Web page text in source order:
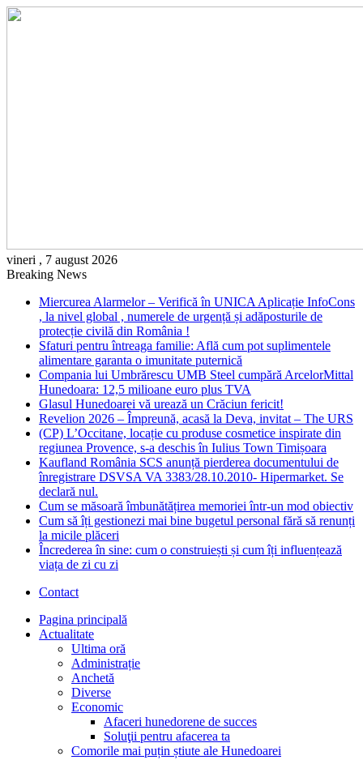
vineri , 7 august 2026
Breaking News
Miercurea Alarmelor – Verifică în UNICA Aplicație InfoCons
, la nivel global , numerele de urgență și adăposturile de
protecție civilă din România !
Sfaturi pentru întreaga familie: Află cum pot suplimentele
alimentare garanta o imunitate puternică
Compania lui Umbrărescu UMB Steel cumpără ArcelorMittal
Hunedoara: 12,5 milioane euro plus TVA
Glasul Hunedoarei vă urează un Crăciun fericit!
Revelion 2026 – Împreună, acasă la Deva, invitat – The URS
(CP) L’Occitane, locație cu produse cosmetice inspirate din
regiunea Provence, s-a deschis în Iulius Town Timișoara
Kaufland România SCS anunță pierderea documentului de
înregistrare DSVSA VA 3383/28.10.2010- Hipermarket. Se
declară nul.
Cum se măsoară îmbunătățirea memoriei într-un mod obiectiv
Cum să îți gestionezi mai bine bugetul personal fără să renunți
la micile plăceri
Încrederea în sine: cum o construiești și cum îți influențează
viața de zi cu zi
Contact
Pagina principală
Actualitate
Ultima oră
Administrație
Anchetă
Diverse
Economic
Afaceri hunedorene de succes
Soluţii pentru afacerea ta
Comorile mai puțin știute ale Hunedoarei